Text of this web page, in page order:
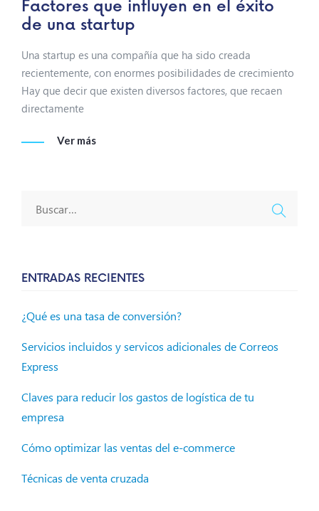
Factores que influyen en el éxito
de una startup
Una startup es una compañía que ha sido creada
recientemente, con enormes posibilidades de crecimiento
Hay que decir que existen diversos factores, que recaen
directamente
Ver más
ENTRADAS RECIENTES
¿Qué es una tasa de conversión?
Servicios incluidos y servicos adicionales de Correos
Express
Claves para reducir los gastos de logística de tu
empresa
Cómo optimizar las ventas del e-commerce
Técnicas de venta cruzada